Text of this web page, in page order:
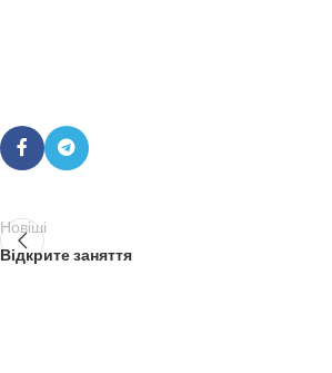
Новіші
Відкрите заняття